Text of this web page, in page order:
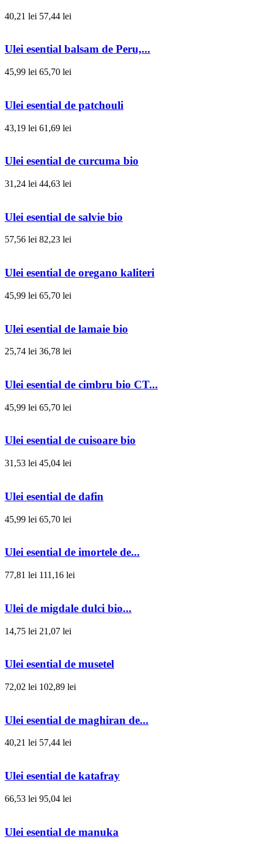
40,21 lei 57,44 lei
Ulei esential balsam de Peru,...
45,99 lei 65,70 lei
Ulei esential de patchouli
43,19 lei 61,69 lei
Ulei esential de curcuma bio
31,24 lei 44,63 lei
Ulei esential de salvie bio
57,56 lei 82,23 lei
Ulei esential de oregano kaliteri
45,99 lei 65,70 lei
Ulei esential de lamaie bio
25,74 lei 36,78 lei
Ulei esential de cimbru bio CT...
45,99 lei 65,70 lei
Ulei esential de cuisoare bio
31,53 lei 45,04 lei
Ulei esential de dafin
45,99 lei 65,70 lei
Ulei esential de imortele de...
77,81 lei 111,16 lei
Ulei de migdale dulci bio...
14,75 lei 21,07 lei
Ulei esential de musetel
72,02 lei 102,89 lei
Ulei esential de maghiran de...
40,21 lei 57,44 lei
Ulei esential de katafray
66,53 lei 95,04 lei
Ulei esential de manuka